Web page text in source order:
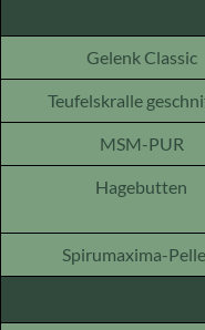
Gelenk Classic
Teufelskralle
MSM-PUR
Hagebutten
Spirumaxima-